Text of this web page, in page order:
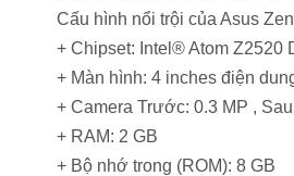
Cấu hình nổi trội của Asus
+ Chipset: Intel® Atom Z2520
+ Màn hình: 4 inches điện
+ Camera Trước: 0.3 MP ,
+ RAM: 2 GB
+ Bộ nhớ trong (ROM): 8 GB